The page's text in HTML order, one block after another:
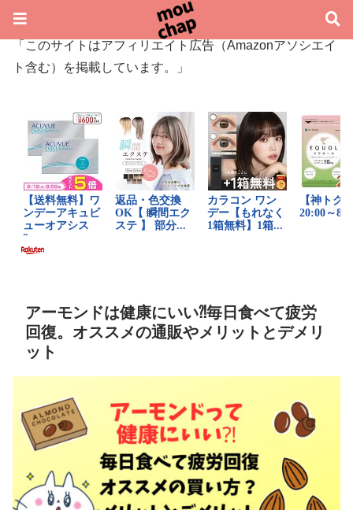
「このサイトはアフィリエイト広告（Amazonアソシエイ
ト含む）を掲載しています。」
アーモンドは健康にいい⁈毎日食べて疲労
回復。オススメの通販やメリットとデメリ
ット